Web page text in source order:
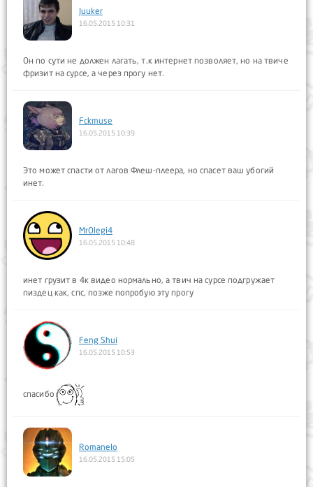
Juuker
16.05.2015 10:31
Он по сути не должен лагать, т.к интернет позволяет, но на твиче
фризит на сурсе, а через прогу нет.
Fckmuse
16.05.2015 10:39
Это может спасти от лагов Флеш-плеера, но спасет ваш убогий
инет.
MrOlegi4
16.05.2015 10:48
инет грузит в 4к видео нормально, а твич на сурсе подгружает
пиздец как, спс, позже попробую эту прогу
Feng Shui
16.05.2015 10:53
спасибо
Romanelo
16.05.2015 15:05